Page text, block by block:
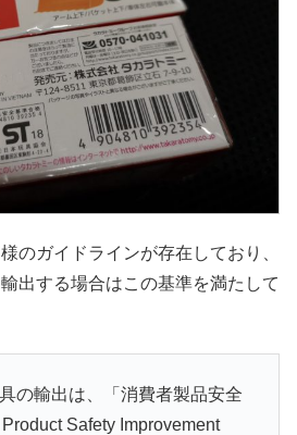
のガイドラインが存在しており、
出する場合はこの基準を満たして
の輸出は、「消費者製品安全
Safety Improvement